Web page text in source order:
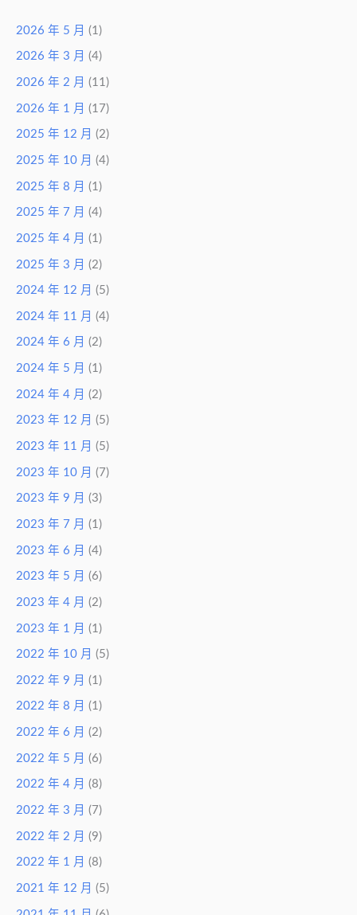
2026 年 5 月 (1)
2026 年 3 月 (4)
2026 年 2 月 (11)
2026 年 1 月 (17)
2025 年 12 月 (2)
2025 年 10 月 (4)
2025 年 8 月 (1)
2025 年 7 月 (4)
2025 年 4 月 (1)
2025 年 3 月 (2)
2024 年 12 月 (5)
2024 年 11 月 (4)
2024 年 6 月 (2)
2024 年 5 月 (1)
2024 年 4 月 (2)
2023 年 12 月 (5)
2023 年 11 月 (5)
2023 年 10 月 (7)
2023 年 9 月 (3)
2023 年 7 月 (1)
2023 年 6 月 (4)
2023 年 5 月 (6)
2023 年 4 月 (2)
2023 年 1 月 (1)
2022 年 10 月 (5)
2022 年 9 月 (1)
2022 年 8 月 (1)
2022 年 6 月 (2)
2022 年 5 月 (6)
2022 年 4 月 (8)
2022 年 3 月 (7)
2022 年 2 月 (9)
2022 年 1 月 (8)
2021 年 12 月 (5)